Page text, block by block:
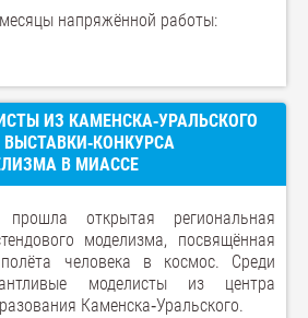
напряжённой работы:
ИЗ КАМЕНСКА‑УРАЛЬСКОГО
В МИАССЕ
открытая региональная
моделизма, посвящённая
человека в космос. Среди
моделисты из центра
Каменска‑Уральского.